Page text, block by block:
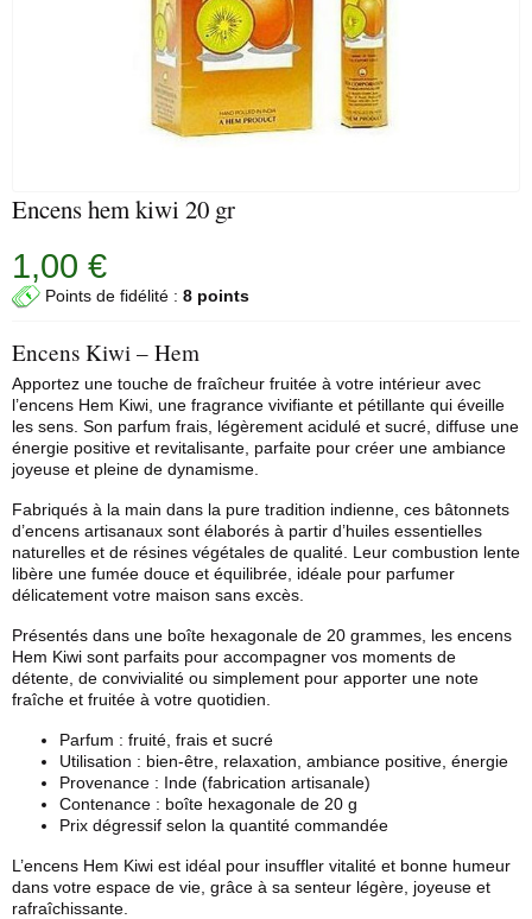
Encens hem kiwi 20 gr
1,00 €
Points de fidélité : 8 points
Encens Kiwi – Hem
Apportez une touche de fraîcheur fruitée à votre intérieur avec
l’encens Hem Kiwi, une fragrance vivifiante et pétillante qui éveille
les sens. Son parfum frais, légèrement acidulé et sucré, diffuse une
énergie positive et revitalisante, parfaite pour créer une ambiance
joyeuse et pleine de dynamisme.
Fabriqués à la main dans la pure tradition indienne, ces bâtonnets
d’encens artisanaux sont élaborés à partir d’huiles essentielles
naturelles et de résines végétales de qualité. Leur combustion lente
libère une fumée douce et équilibrée, idéale pour parfumer
délicatement votre maison sans excès.
Présentés dans une boîte hexagonale de 20 grammes, les encens
Hem Kiwi sont parfaits pour accompagner vos moments de
détente, de convivialité ou simplement pour apporter une note
fraîche et fruitée à votre quotidien.
Parfum : fruité, frais et sucré
Utilisation : bien-être, relaxation, ambiance positive, énergie
Provenance : Inde (fabrication artisanale)
Contenance : boîte hexagonale de 20 g
Prix dégressif selon la quantité commandée
L’encens Hem Kiwi est idéal pour insuffler vitalité et bonne humeur
dans votre espace de vie, grâce à sa senteur légère, joyeuse et
rafraîchissante.